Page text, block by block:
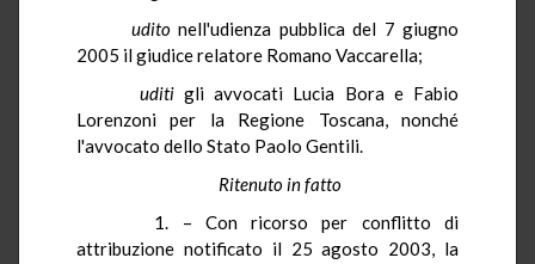
uditonell'udienza pubblica del 7 giugno
2005 il giudice relatore Romano Vaccarella;
uditigli avvocati Lucia Bora e Fabio
Lorenzoni per la Regione Toscana, nonché
l'avvocato dello Stato Paolo Gentili.
Ritenuto in fatto
1. – Con ricorso per conflitto di
attribuzione notificato il 25 agosto 2003, la